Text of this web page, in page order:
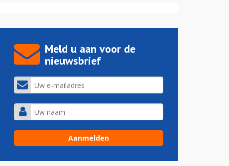
Meld u aan voor de
nieuwsbrief